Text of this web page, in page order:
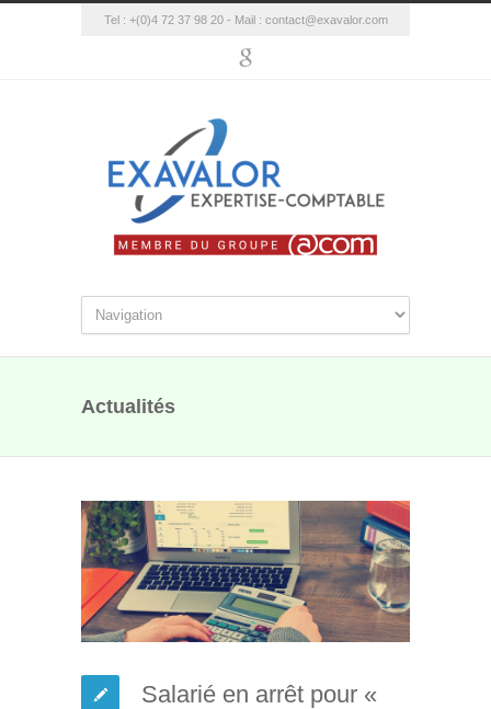
Tel : +(0)4 72 37 98 20 - Mail : contact@exavalor.com
Actualités
Salarié en arrêt pour «